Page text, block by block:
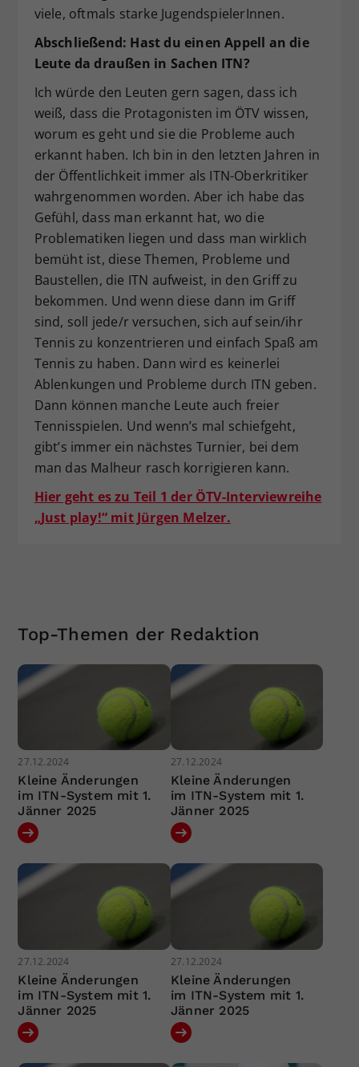
viele, oftmals starke JugendspielerInnen.
Abschließend: Hast du einen Appell an die
Leute da draußen in Sachen ITN?
Ich würde den Leuten gern sagen, dass ich
weiß, dass die Protagonisten im ÖTV wissen,
worum es geht und sie die Probleme auch
erkannt haben. Ich bin in den letzten Jahren in
der Öffentlichkeit immer als ITN-Oberkritiker
wahrgenommen worden. Aber ich habe das
Gefühl, dass man erkannt hat, wo die
Problematiken liegen und dass man wirklich
bemüht ist, diese Themen, Probleme und
Baustellen, die ITN aufweist, in den Griff zu
bekommen. Und wenn diese dann im Griff
sind, soll jede/r versuchen, sich auf sein/ihr
Tennis zu konzentrieren und einfach Spaß am
Tennis zu haben. Dann wird es keinerlei
Ablenkungen und Probleme durch ITN geben.
Dann können manche Leute auch freier
Tennisspielen. Und wenn’s mal schiefgeht,
gibt’s immer ein nächstes Turnier, bei dem
man das Malheur rasch korrigieren kann.
Hier geht es zu Teil 1 der ÖTV-Interviewreihe
„Just play!“ mit Jürgen Melzer.
Top-Themen der Redaktion
27.12.2024
Kleine Änderungen
im ITN-System mit 1.
Jänner 2025
27.12.2024
Kleine Änderungen
im ITN-System mit 1.
Jänner 2025
27.12.2024
Kleine Änderungen
im ITN-System mit 1.
Jänner 2025
27.12.2024
Kleine Änderungen
im ITN-System mit 1.
Jänner 2025